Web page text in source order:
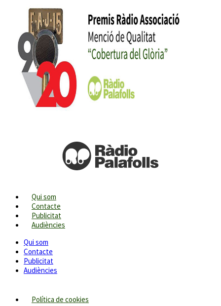
Qui som
Contacte
Publicitat
Audiències
Qui som
Contacte
Publicitat
Audiències
Política de cookies